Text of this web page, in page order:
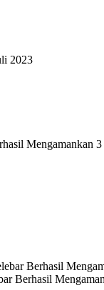
2023
Mengamankan
Berhasil